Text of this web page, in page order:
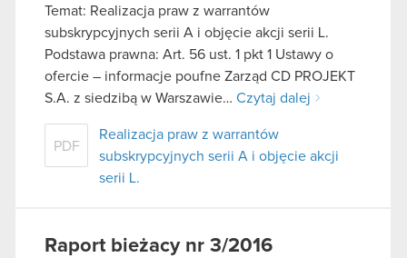
Temat: Realizacja praw z warrantów
subskrypcyjnych serii A i objęcie akcji serii L.
Podstawa prawna: Art. 56 ust. 1 pkt 1 Ustawy o
ofercie – informacje poufne Zarząd CD PROJEKT
S.A. z siedzibą w Warszawie… Czytaj dalej
PDF
Realizacja praw z warrantów
subskrypcyjnych serii A i objęcie akcji
serii L.
Raport bieżacy nr 3/2016